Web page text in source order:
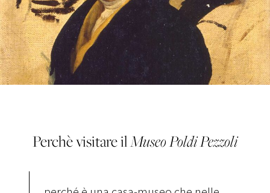
Perchè visitare ilMuseoPoldi Pezzoli